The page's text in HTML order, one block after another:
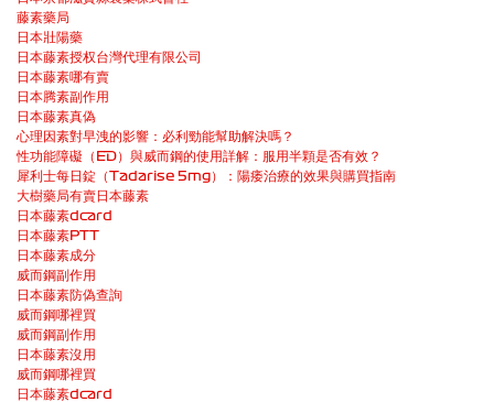
藤素藥局
日本壯陽藥
日本藤素授权台灣代理有限公司
日本藤素哪有賣
日本腾素副作用
日本藤素真偽
心理因素對早洩的影響：必利勁能幫助解決嗎？
性功能障礙（ED）與威而鋼的使用詳解：服用半顆是否有效？
犀利士每日錠（Tadarise 5mg）：陽痿治療的效果與購買指南
大樹藥局有賣日本藤素
日本藤素dcard
日本藤素PTT
日本藤素成分
威而鋼副作用
日本藤素防偽查詢
威而鋼哪裡買
威而鋼副作用
日本藤素沒用
威而鋼哪裡買
日本藤素dcard